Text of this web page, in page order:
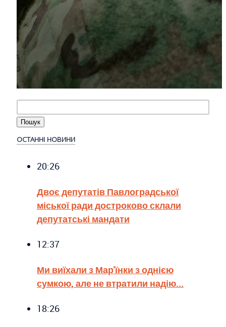
ОСТАННІ НОВИНИ
20:26
Двоє депутатів Павлоградської
міської ради достроково склали
депутатські мандати
12:37
Ми виїхали з Мар'їнки з однією
сумкою, але не втратили надію...
18:26